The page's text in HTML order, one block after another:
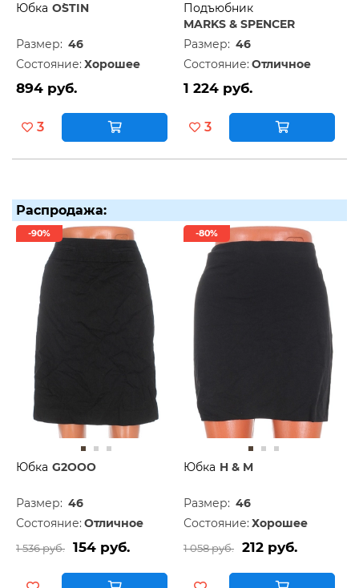
Юбка O`STIN
Размер: 46
Состояние: Хорошее
894 руб.
3
Подъюбник
MARKS & SPENCER
Размер: 46
Состояние: Отличное
1 224 руб.
3
Распродажа:
-90%
Юбка G2OOO
Размер: 46
Состояние: Отличное
1 536 руб. 154 руб.
-80%
Юбка H & M
Размер: 46
Состояние: Хорошее
1 058 руб. 212 руб.